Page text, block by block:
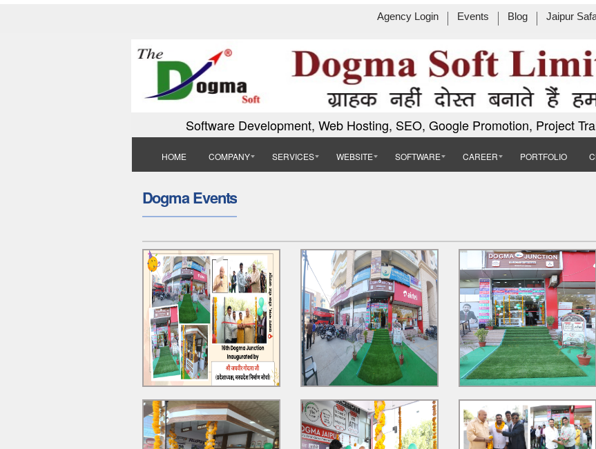
Agency Login Events Blog Jaipur
Software Development, Web Hosting, SEO, Google Promotion, Project
HOME COMPANY SERVICES WEBSITE SOFTWARE CAREER PORTFOLIO
Dogma Events